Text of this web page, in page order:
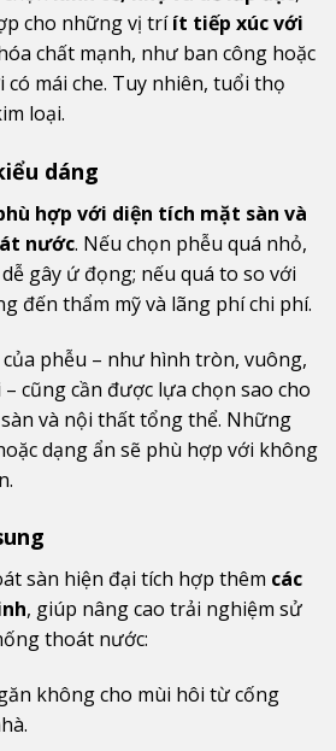
cho những vị tríít tiếp xúc với
chất mạnh, như ban công hoặc
mái che. Tuy nhiên, tuổi thọ
loại.
dáng
hợp với diện tích mặt sàn và
nước. Nếu chọn phễu quá nhỏ,
gây ứ đọng; nếu quá to so với
đến thẩm mỹ và lãng phí chi phí.
của phễu – như hình tròn, vuông,
cũng cần được lựa chọn sao cho
và nội thất tổng thể. Những
dạng ẩn sẽ phù hợp với không
sàn hiện đại tích hợp thêm các
, giúp nâng cao trải nghiệm sử
thoát nước:
không cho mùi hôi từ cống